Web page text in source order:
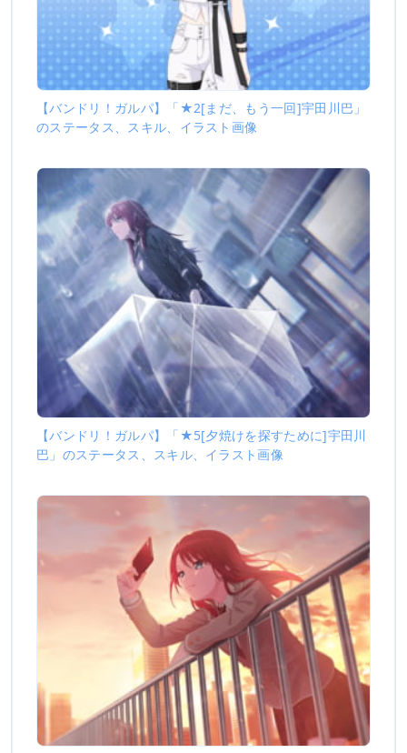
【バンドリ！ガルパ】「★2[まだ、もう一回]宇田川巴」
のステータス、スキル、イラスト画像
【バンドリ！ガルパ】「★5[夕焼けを探すために]宇田川
巴」のステータス、スキル、イラスト画像